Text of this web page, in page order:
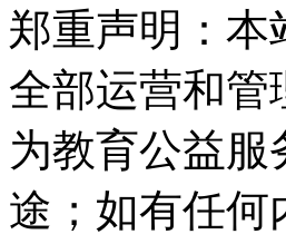
郑重声明：本
全部运营和管
为教育公益
途；如有任何